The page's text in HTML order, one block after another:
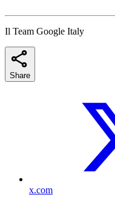
Il Team Google Italy
Share
x.com